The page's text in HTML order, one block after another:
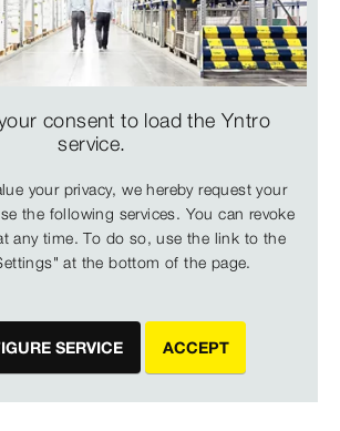
consent to load the Yntro
service.
your privacy, we hereby request your
the following services. You can revoke
any time. To do so, use the link to the
at the bottom of the page.
SERVICE ACCEPT